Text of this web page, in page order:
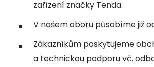
zařízení značky Tenda.
V našem oboru působíme již
Zákazníkům poskytujeme
a technickou podporu vč.